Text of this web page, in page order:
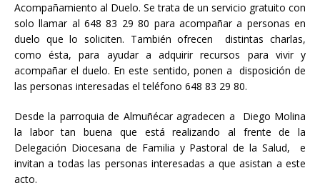
Acompañamiento al Duelo. Se trata de un servicio gratuito con
solo llamar al 648 83 29 80 para acompañar a personas en
duelo que lo soliciten. También ofrecen distintas charlas,
como ésta, para ayudar a adquirir recursos para vivir y
acompañar el duelo. En este sentido, ponen a disposición de
las personas interesadas el teléfono 648 83 29 80.
Desde la parroquia de Almuñécar agradecen a Diego Molina
la labor tan buena que está realizando al frente de la
Delegación Diocesana de Familia y Pastoral de la Salud, e
invitan a todas las personas interesadas a que asistan a este
acto.